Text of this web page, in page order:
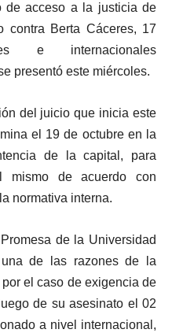
de acceso a la justicia de
contra Berta Cáceres, 17
e internacionales
presentó este miércoles.
del juicio que inicia este
el 19 de octubre en la
de la capital, para
mismo de acuerdo con
normativa interna.
de la Universidad
de las razones de la
el caso de exigencia de
de su asesinato el 02
a nivel internacional,